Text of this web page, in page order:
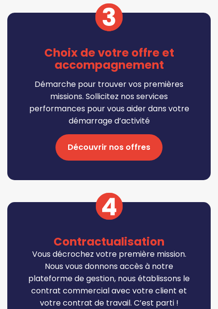
3
Choix de votre offre et
accompagnement
Démarche pour trouver vos premières
missions. Sollicitez nos services
performances pour vous aider dans votre
démarrage d’activité
Découvrir nos offres
4
Contractualisation
Vous décrochez votre première mission.
Nous vous donnons accès à notre
plateforme de gestion, nous établissons le
contrat commercial avec votre client et
votre contrat de travail. C’est parti !